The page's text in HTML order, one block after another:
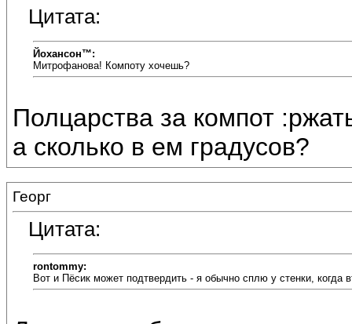
Цитата:
Йохансон™:
Митрофанова! Компоту хочешь?
Полцарства за компот
а сколько в ем градусов?
Георг
Цитата:
rontommy:
Вот и Пёсик может подтвердить - я обычно сплю у стенки, когда